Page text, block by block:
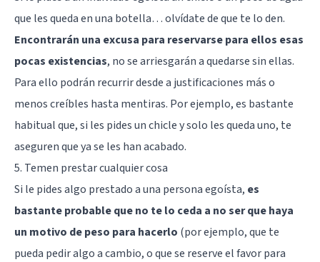
que les queda en una botella… olvídate de que te lo den.
Encontrarán una excusa para reservarse para ellos esas
pocas existencias, no se arriesgarán a quedarse sin ellas.
Para ello podrán recurrir desde a justificaciones más o
menos creíbles hasta mentiras. Por ejemplo, es bastante
habitual que, si les pides un chicle y solo les queda uno, te
aseguren que ya se les han acabado.
5. Temen prestar cualquier cosa
Si le pides algo prestado a una persona egoísta, es
bastante probable que no te lo ceda a no ser que haya
un motivo de peso para hacerlo (por ejemplo, que te
pueda pedir algo a cambio, o que se reserve el favor para